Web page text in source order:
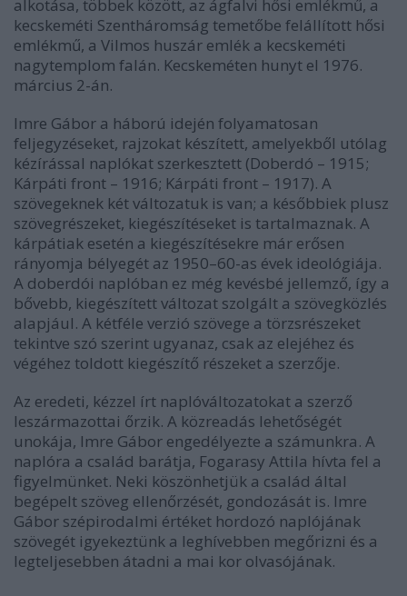
alkotása, többek között, az ágfalvi hősi emlékmű, a
kecskeméti Szentháromság temetőbe felállított hősi
emlékmű, a Vilmos huszár emlék a kecskeméti
nagytemplom falán. Kecskeméten hunyt el 1976.
március 2-án.
Imre Gábor a háború idején folyamatosan
feljegyzéseket, rajzokat készített, amelyekből utólag
kézírással naplókat szerkesztett (Doberdó – 1915;
Kárpáti front – 1916; Kárpáti front – 1917). A
szövegeknek két változatuk is van; a későbbiek plusz
szövegrészeket, kiegészítéseket is tartalmaznak. A
kárpátiak esetén a kiegészítésekre már erősen
rányomja bélyegét az 1950–60-as évek ideológiája.
A doberdói naplóban ez még kevésbé jellemző, így a
bővebb, kiegészített változat szolgált a szövegközlés
alapjául. A kétféle verzió szövege a törzsrészeket
tekintve szó szerint ugyanaz, csak az elejéhez és
végéhez toldott kiegészítő részeket a szerzője.
Az eredeti, kézzel írt naplóváltozatokat a szerző
leszármazottai őrzik. A közreadás lehetőségét
unokája, Imre Gábor engedélyezte a számunkra. A
naplóra a család barátja, Fogarasy Attila hívta fel a
figyelmünket. Neki köszönhetjük a család által
begépelt szöveg ellenőrzését, gondozását is. Imre
Gábor szépirodalmi értéket hordozó naplójának
szövegét igyekeztünk a leghívebben megőrizni és a
legteljesebben átadni a mai kor olvasójának.